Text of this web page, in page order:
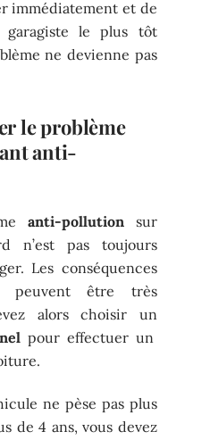
immédiatement et de
le plus tôt
ne devienne pas
le problème
anti-
anti-pollutionsur
n’est pas toujours
Les conséquences
peuvent être très
alors choisir un
pour effectuer un
ne pèse pas plus
de 4 ans, vous devez